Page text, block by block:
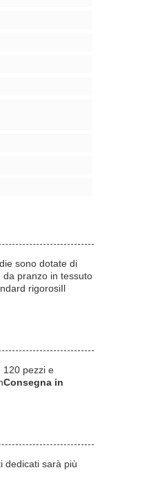
sono dotate di
pranzo in tessuto
rigorosiIl
120 pezzi e
Consegna in
dedicati sarà più